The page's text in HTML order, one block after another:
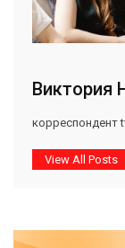
Виктория
корреспондент
View All Posts